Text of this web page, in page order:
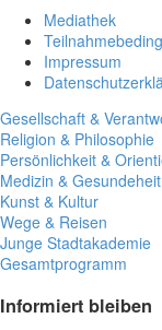
Mediathek
Impressum
Gesellschaft &
Religion & Philosophie
Persönlichkeit &
Medizin & Gesundeheit
Kunst & Kultur
Wege & Reisen
Junge Stadtakademie
Gesamtprogramm
Informiert bleiben